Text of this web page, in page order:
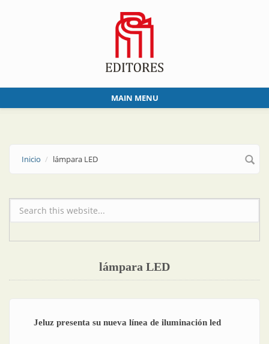
MAIN MENU
Inicio lámpara LED
Formulario de búsqueda
lámpara LED
Jeluz presenta su nueva línea de iluminación led